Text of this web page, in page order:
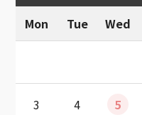
Mon
Tue Wed
3 4 5